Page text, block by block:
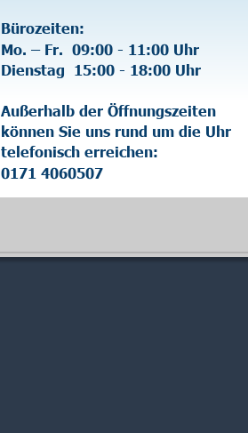
Bürozeiten:
Mo. – Fr.  09:00 - 11:00 Uhr
Dienstag  15:00 - 18:00 Uhr
Außerhalb der Öffnungszeiten
können Sie uns rund um die Uhr
telefonisch erreichen:
0171 4060507